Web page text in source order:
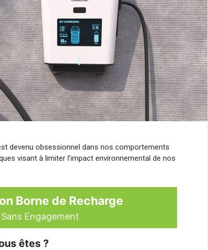
devenu obsessionnel dans nos comportements
visant à limiter l’impact environnemental de nos